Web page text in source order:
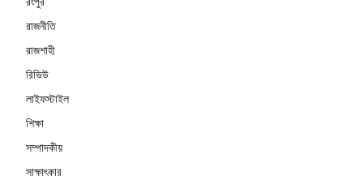
রাজনীতি
রাজশাহী
রিভিউ
লাইফস্টাইল
শিক্ষা
সম্পাদকীয়
সাক্ষাৎকার